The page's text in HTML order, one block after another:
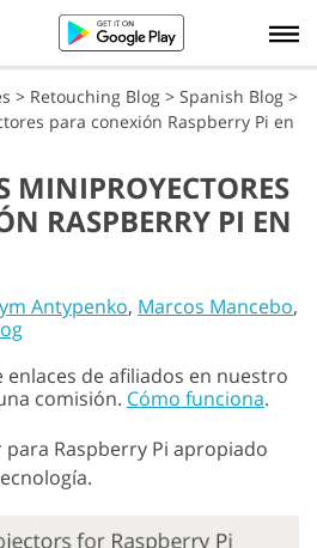
> Retouching Blog > Spanish Blog >
para conexión Raspberry Pi en
MINIPROYECTORES
RASPBERRY PI EN
Antypenko, Marcos Mancebo,
de afiliados en nuestro
comisión. Cómo funciona.
Raspberry Pi apropiado